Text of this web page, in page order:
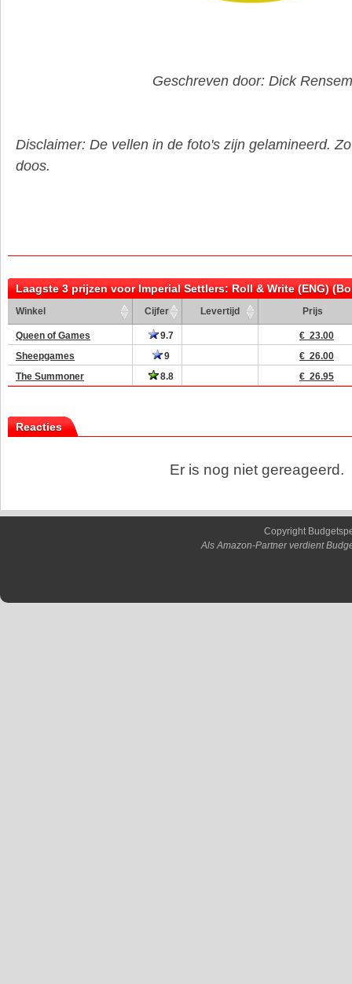
Geschreven door: Dick
Disclaimer: De vellen in de foto's zijn gelamineerd.
doos.
Laagste 3 prijzen voor Imperial Settlers: Roll & Write (ENG)
Winkel Cijfer Levertijd Prijs
Queen of Games 9.7
€ 23.00
Sheepgames
9
€ 26.00
The Summoner
8.8 € 26.95
Reacties
Er is nog niet gereageerd.
Copyright
Als Amazon-Partner verdient